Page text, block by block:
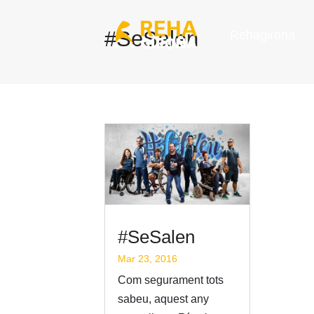
#SeSalen
#SeSalen
Mar 23, 2016
Com segurament tots
sabeu, aquest any